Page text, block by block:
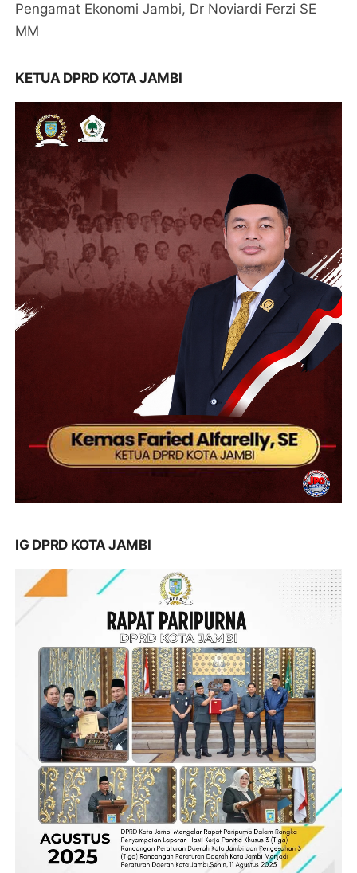
Pengamat Ekonomi Jambi, Dr Noviardi Ferzi SE
MM
KETUA DPRD KOTA JAMBI
IG DPRD KOTA JAMBI